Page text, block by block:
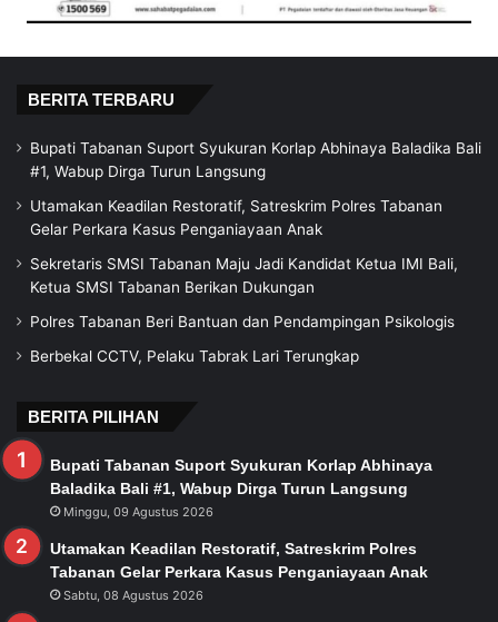
BERITA TERBARU
Bupati Tabanan Suport Syukuran Korlap Abhinaya Baladika Bali
#1, Wabup Dirga Turun Langsung
Utamakan Keadilan Restoratif, Satreskrim Polres Tabanan
Gelar Perkara Kasus Penganiayaan Anak
Sekretaris SMSI Tabanan Maju Jadi Kandidat Ketua IMI Bali,
Ketua SMSI Tabanan Berikan Dukungan
Polres Tabanan Beri Bantuan dan Pendampingan Psikologis
Berbekal CCTV, Pelaku Tabrak Lari Terungkap
BERITA PILIHAN
Bupati Tabanan Suport Syukuran Korlap Abhinaya
Baladika Bali #1, Wabup Dirga Turun Langsung
Minggu, 09 Agustus 2026
Utamakan Keadilan Restoratif, Satreskrim Polres
Tabanan Gelar Perkara Kasus Penganiayaan Anak
Sabtu, 08 Agustus 2026